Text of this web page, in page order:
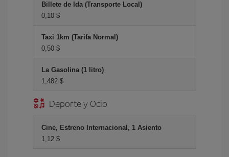
Billete de Ida (Transporte Local)
0,10 $
Taxi 1km (Tarifa Normal)
0,50 $
La Gasolina (1 litro)
1,482 $
Deporte y Ocio
Cine, Estreno Internacional, 1 Asiento
1,12 $